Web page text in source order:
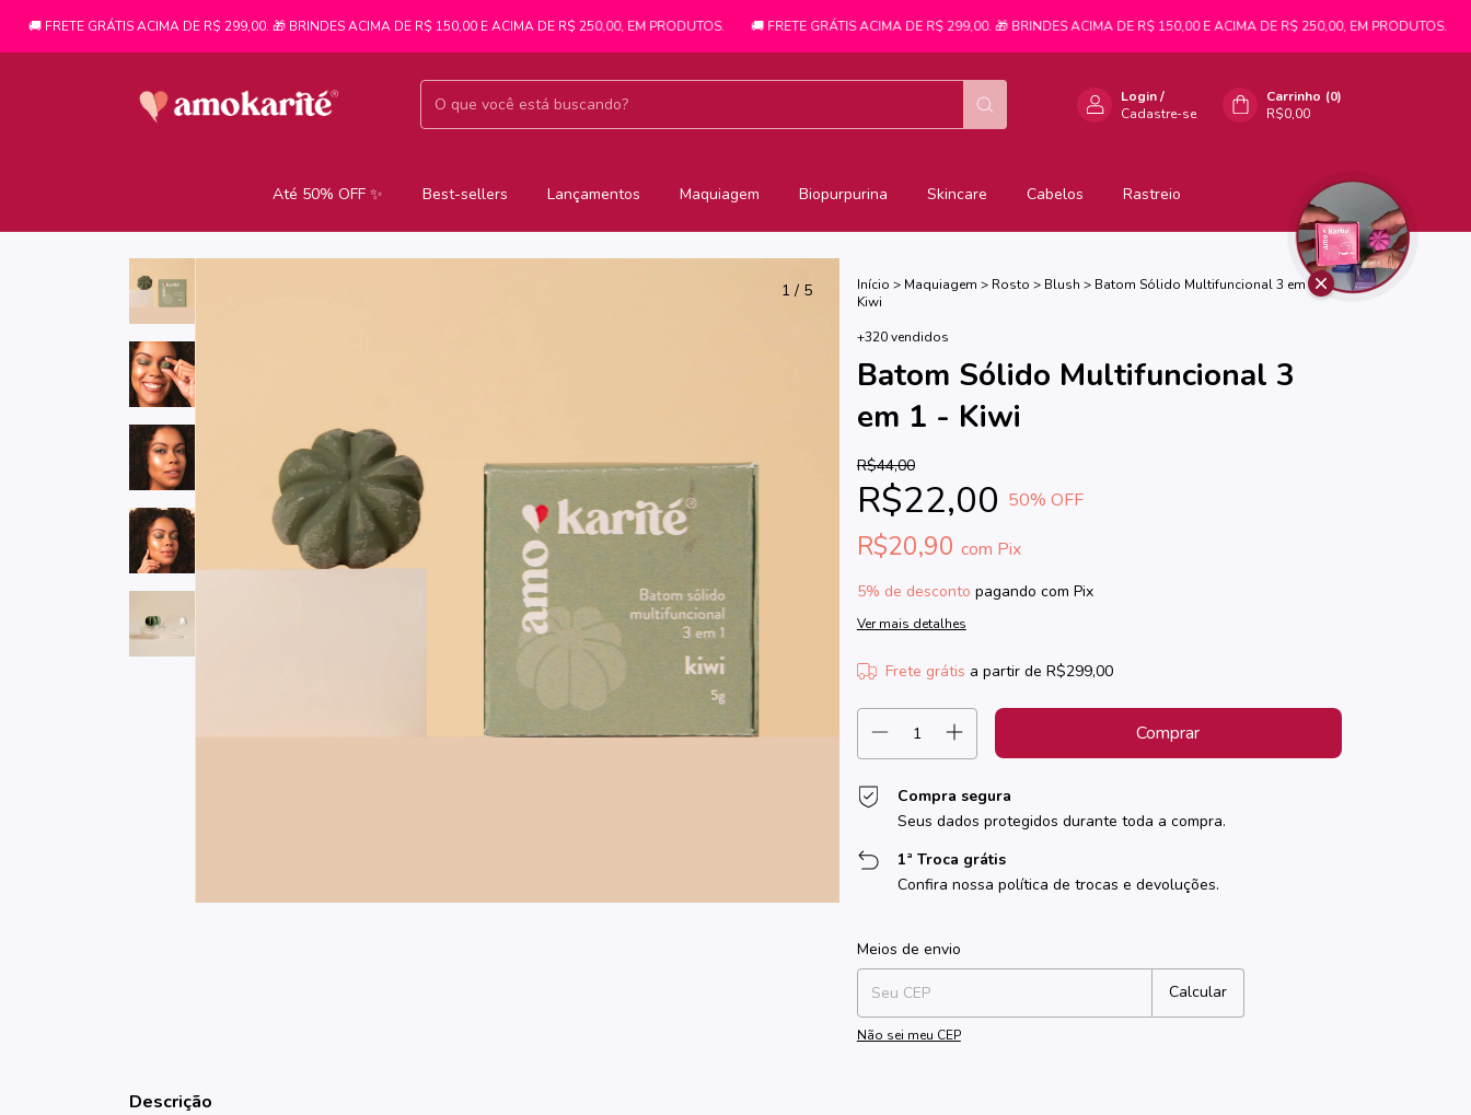
GRÁTIS ACIMA DE R$ 299,00. 🎁 BRINDES ACIMA DE R$ 150,00 E ACIMA DE R$ 250,00, EM PRODUTOS. 🚚 FRETE GRÁTIS ACIMA DE R$ 299,00. 🎁 BRINDES ACIMA DE R$ 150,00 E ACIMA DE R$ 250,00, EM PRODUTOS. 🚚
Login/
Cadastre-se
Carrinho (0)
R$0,00
Até 50% OFF ✨ Best-sellers Lançamentos Maquiagem Biopurpurina Skincare Cabelos Rastreio
1 / 5 Início > Maquiagem > Rosto > Blush > Batom Sólido Multifuncional 3 em 1 -
Kiwi
+320 vendidos
Batom Sólido Multifuncional 3
em 1 - Kiwi
R$44,00
R$22,00 50% OFF
R$20,90 com Pix
5% de desconto pagando com Pix
Ver mais detalhes
Frete grátis a partir deR$299,00
Compra segura
Seus dados protegidos durante toda a compra.
1ª Troca grátis
Confira nossa política de trocas e devoluções.
Entregas para o CEP:
Meios de envio
Calcular
Não sei meu CEP
Descrição